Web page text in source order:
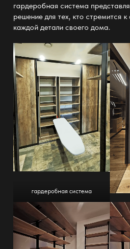
гардеробная система
решение для тех, кто стремится
каждой детали своего дома.
гардеробная система